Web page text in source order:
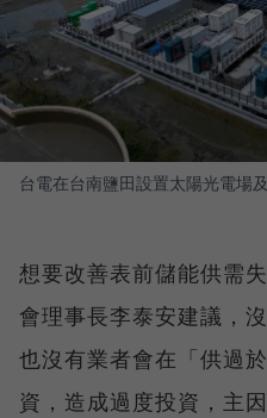
台電在台南鹽田設置太陽光電場及
想要改善表前儲能供需
會理事長李泰安建議，
也沒有業者會在「供過
資，造成過度投資，主